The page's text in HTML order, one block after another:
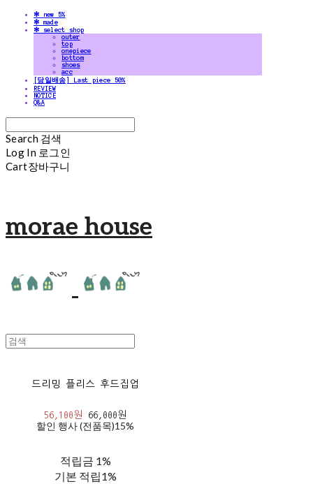
✻ new 5%
✻ made
✻ select shop
outer
top
onepiece
bottom
shoes
acc
[당일배송] Last piece 50%
REVIEW
NOTICE
Q&A
Search 검색
Log In 로그인
Cart장바구니
morae house
드리밍 플리스 후드집업
56,100원 66,000원
할인 행사 (전품목)15%
적립금 1%
기본 적립1%